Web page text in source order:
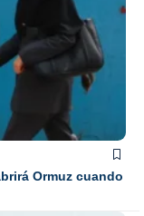
Ormuz cuando